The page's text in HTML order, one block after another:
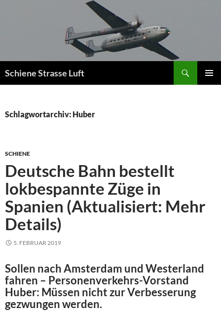
Schiene Strasse Luft
Schlagwortarchiv: Huber
SCHIENE
Deutsche Bahn bestellt
lokbespannte Züge in
Spanien (Aktualisiert: Mehr
Details)
5. FEBRUAR 2019
Sollen nach Amsterdam und Westerland
fahren – Personenverkehrs-Vorstand
Huber: Müssen nicht zur Verbesserung
gezwungen werden.